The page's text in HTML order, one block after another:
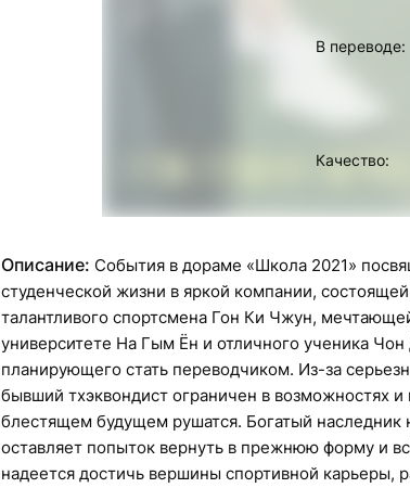
В переводе:
Качество:
Описание: События в дораме «Школа 2021»
студенческой жизни в яркой компании,
талантливого спортсмена Гон Ки Чжун,
университете На Гым Ён и отличного ученика
планирующего стать переводчиком. Из-за
бывший тхэквондист ограничен в возможностях
блестящем будущем рушатся. Богатый наследник
оставляет попыток вернуть в прежнюю форму и
надеется достичь вершины спортивной карьеры,